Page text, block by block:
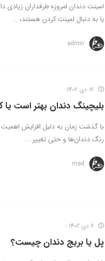
لمینت دندان امروزه طرفداران زیادی
یا به دنبال لمینت کردن هستند، ...
admin
بلیچینگ دندان بهتر است یا
با گذشت زمان به دلیل افزایش اهمیت
رنگ دندان‌ها و حتی تغییر ...
mad
پل‌ یا بریج دندان چیست؟